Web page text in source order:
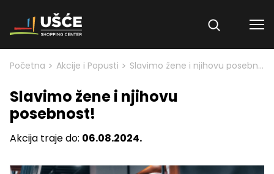
Skip to content
Početna > Akcije i Popusti > Slavimo žene i njihovu posebnost!
Slavimo žene i njihovu
posebnost!
Akcija traje do: 06.08.2024.